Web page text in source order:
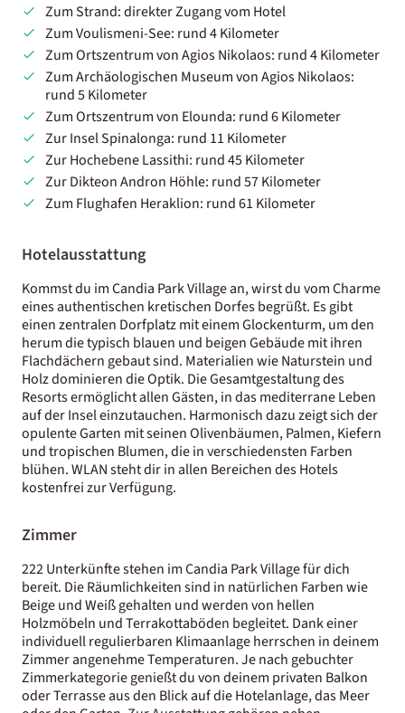
Zum Strand: direkter Zugang vom Hotel
Zum Voulismeni-See: rund 4 Kilometer
Zum Ortszentrum von Agios Nikolaos: rund 4 Kilometer
Zum Archäologischen Museum von Agios Nikolaos:
rund 5 Kilometer
Zum Ortszentrum von Elounda: rund 6 Kilometer
Zur Insel Spinalonga: rund 11 Kilometer
Zur Hochebene Lassithi: rund 45 Kilometer
Zur Dikteon Andron Höhle: rund 57 Kilometer
Zum Flughafen Heraklion: rund 61 Kilometer
Hotelausstattung
Kommst du im Candia Park Village an, wirst du vom Charme
eines authentischen kretischen Dorfes begrüßt. Es gibt
einen zentralen Dorfplatz mit einem Glockenturm, um den
herum die typisch blauen und beigen Gebäude mit ihren
Flachdächern gebaut sind. Materialien wie Naturstein und
Holz dominieren die Optik. Die Gesamtgestaltung des
Resorts ermöglicht allen Gästen, in das mediterrane Leben
auf der Insel einzutauchen. Harmonisch dazu zeigt sich der
opulente Garten mit seinen Olivenbäumen, Palmen, Kiefern
und tropischen Blumen, die in verschiedensten Farben
blühen. WLAN steht dir in allen Bereichen des Hotels
kostenfrei zur Verfügung.
Zimmer
222 Unterkünfte stehen im Candia Park Village für dich
bereit. Die Räumlichkeiten sind in natürlichen Farben wie
Beige und Weiß gehalten und werden von hellen
Holzmöbeln und Terrakottaböden begleitet. Dank einer
individuell regulierbaren Klimaanlage herrschen in deinem
Zimmer angenehme Temperaturen. Je nach gebuchter
Zimmerkategorie genießt du von deinem privaten Balkon
oder Terrasse aus den Blick auf die Hotelanlage, das Meer